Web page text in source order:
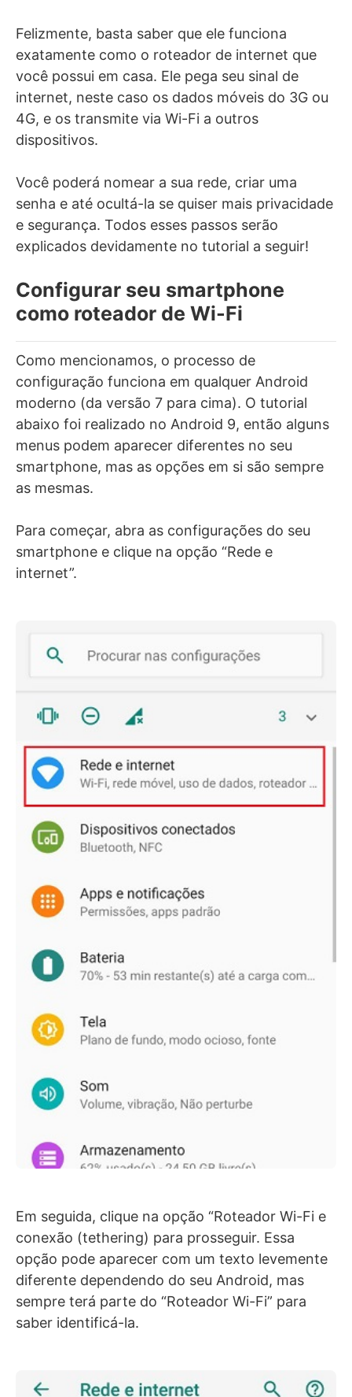
Felizmente, basta saber que ele funciona
exatamente como o roteador de internet que
você possui em casa. Ele pega seu sinal de
internet, neste caso os dados móveis do 3G ou
4G, e os transmite via Wi-Fi a outros
dispositivos.
Você poderá nomear a sua rede, criar uma
senha e até ocultá-la se quiser mais privacidade
e segurança. Todos esses passos serão
explicados devidamente no tutorial a seguir!
Configurar seu smartphone
como roteador de Wi-Fi
Como mencionamos, o processo de
configuração funciona em qualquer Android
moderno (da versão 7 para cima). O tutorial
abaixo foi realizado no Android 9, então alguns
menus podem aparecer diferentes no seu
smartphone, mas as opções em si são sempre
as mesmas.
Para começar, abra as configurações do seu
smartphone e clique na opção “Rede e
internet”.
Em seguida, clique na opção “Roteador Wi-Fi e
conexão (tethering) para prosseguir. Essa
opção pode aparecer com um texto levemente
diferente dependendo do seu Android, mas
sempre terá parte do “Roteador Wi-Fi” para
saber identificá-la.